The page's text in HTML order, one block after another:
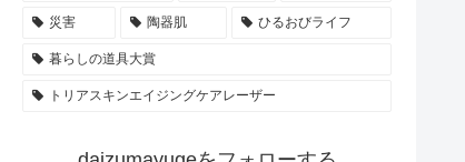
災害 陶器肌 ひるおびライフ
暮らしの道具大賞
トリアスキンエイジングケアレーザー